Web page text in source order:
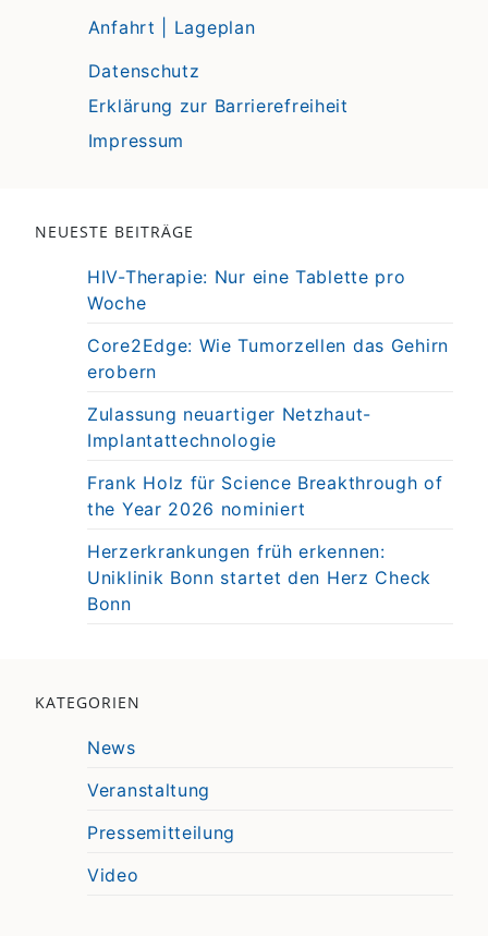
Anfahrt | Lageplan
Datenschutz
Erklärung zur Barrierefreiheit
Impressum
NEUESTE BEITRÄGE
HIV-Therapie: Nur eine Tablette pro
Woche
Core2Edge: Wie Tumorzellen das Gehirn
erobern
Zulassung neuartiger Netzhaut-
Implantattechnologie
Frank Holz für Science Breakthrough of
the Year 2026 nominiert
Herzerkrankungen früh erkennen:
Uniklinik Bonn startet den Herz Check
Bonn
KATEGORIEN
News
Veranstaltung
Pressemitteilung
Video